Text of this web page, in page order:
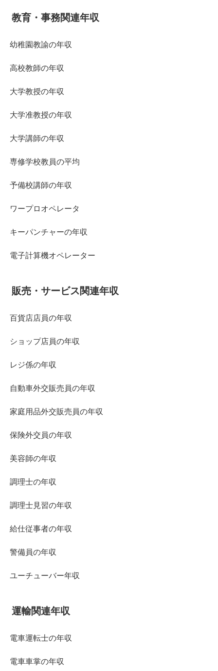
教育・事務関連年収
幼稚園教諭の年収
高校教師の年収
大学教授の年収
大学准教授の年収
大学講師の年収
専修学校教員の平均
予備校講師の年収
ワープロオペレータ
キーパンチャーの年収
電子計算機オペレーター
販売・サービス関連年収
百貨店店員の年収
ショップ店員の年収
レジ係の年収
自動車外交販売員の年収
家庭用品外交販売員の年収
保険外交員の年収
美容師の年収
調理士の年収
調理士見習の年収
給仕従事者の年収
警備員の年収
ユーチューバー年収
運輸関連年収
電車運転士の年収
電車車掌の年収